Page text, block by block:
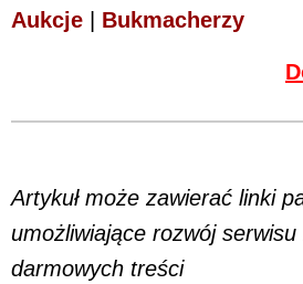
Aukcje Bukmacherzy
Artykuł może zawierać linki
umożliwiające rozwój
darmowych treści